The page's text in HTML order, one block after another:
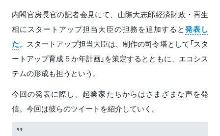
内閣官房長官の記者会見にて、山際大志郎経済財政・再生
相にスタートアップ担当大臣の担務を追加すると発表し
た。スタートアップ担当大臣は、制作の司令塔として「スタ
ートアップ育成５か年計画」を策定するとともに、エコシス
テムの形成も担うという。
今回の発表に際し、起業家たちからはさまざまな声を発
信。今回は彼らのツイートを紹介していく。